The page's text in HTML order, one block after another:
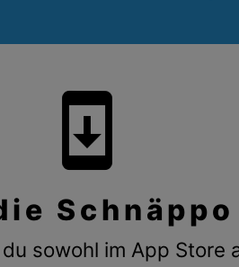
system_update
Schnäppo
sowohl im App Store